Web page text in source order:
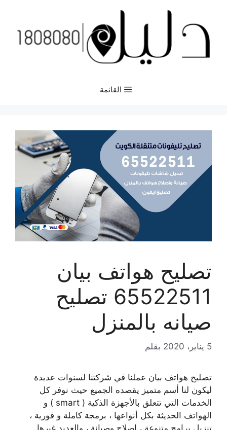
المحتوى
القائمة
تصليح هواتف بيان
65522511 تصليح
صيانه بالمنزل
5 يناير، 2020 بقلم
تصليح هواتف بيان عملنا في شركتنا لسنوات عديدة
ليكون لنا أسم متميز يقصده الجميع حيث نوفر كل
الخدمات التي تتعلق بالأجهزة الذكية ( smart ) و
الهواتف الحديثة بكل أنواعها ، برمجة كاملة و فورية ،